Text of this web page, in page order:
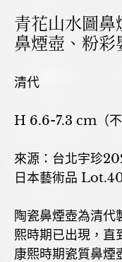
青花山水圖
鼻煙壺、粉
清代
H 6.6-7.3 cm（不
來源：台北宇珍
日本藝術品
陶瓷鼻煙壺為清代
熙時期已出現，直
康熙時期瓷質鼻煙